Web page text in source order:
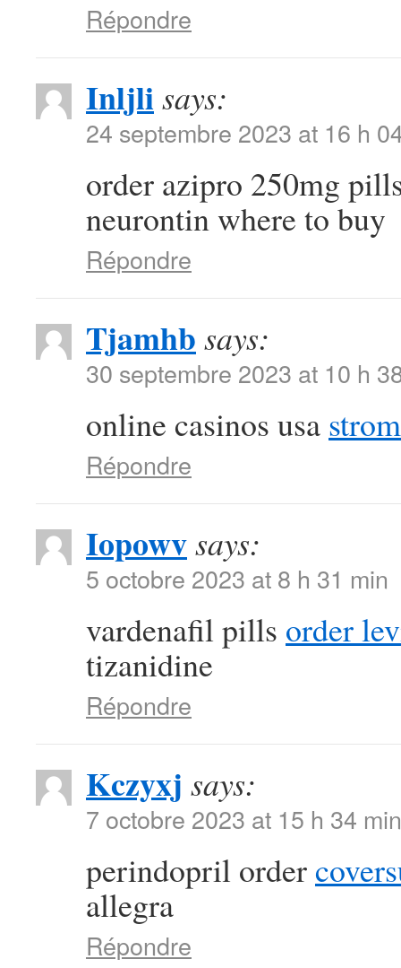
Répondre
Inljlisays:
24 septembre 2023 at 16 h
order azipro 250mg
neurontin where to buy
Répondre
Tjamhb says:
30 septembre 2023 at 10 h
online casinos usa
Répondre
Iopowvsays:
5 octobre 2023 at 8 h 31 min
vardenafil pills order
tizanidine
Répondre
Kczyxj says:
7 octobre 2023 at 15 h 34 min
perindopril order
allegra
Répondre